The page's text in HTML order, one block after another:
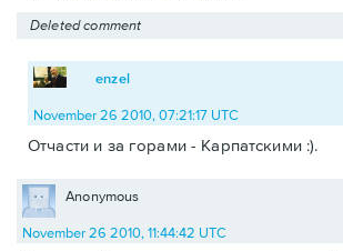
Deleted comment
enzel
November 26 2010, 07:21:17 UTC
Отчасти и за горами - Карпатскими :).
Anonymous
November 26 2010, 11:44:42 UTC